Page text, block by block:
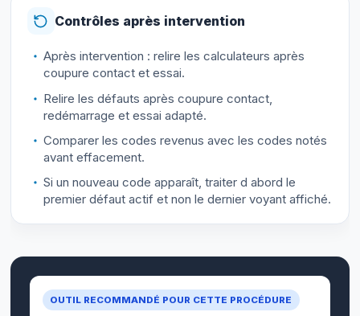
Contrôles après intervention
Après intervention : relire les calculateurs après
coupure contact et essai.
Relire les défauts après coupure contact,
redémarrage et essai adapté.
Comparer les codes revenus avec les codes notés
avant effacement.
Si un nouveau code apparaît, traiter d abord le
premier défaut actif et non le dernier voyant affiché.
OUTIL RECOMMANDÉ POUR CETTE PROCÉDURE